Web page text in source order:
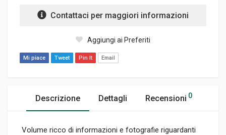
Contattaci per maggiori informazioni
Aggiungi ai Preferiti
Mi piace Tweet Pin It Email
Descrizione Dettagli Recensioni 0
Volume ricco di informazioni e fotografie riguardanti